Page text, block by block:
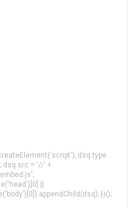
dsq.type
dsq.src = '//' +
||
})();